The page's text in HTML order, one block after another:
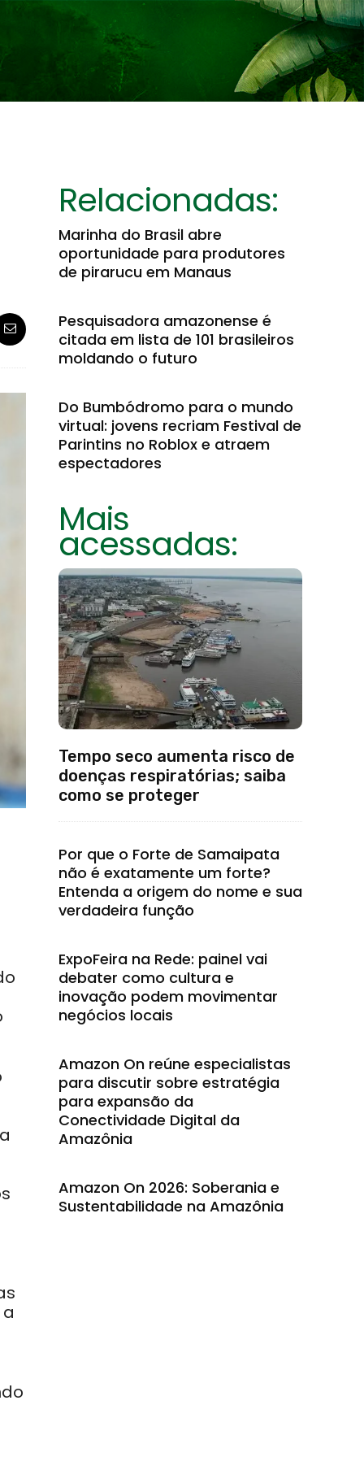
Relacionadas:
Marinha do Brasil abre
oportunidade para produtores
de pirarucu em Manaus
Pesquisadora amazonense é
citada em lista de 101 brasileiros
moldando o futuro
Do Bumbódromo para o mundo
virtual: jovens recriam Festival de
Parintins no Roblox e atraem
espectadores
Mais
acessadas:
Tempo seco aumenta risco de
doenças respiratórias; saiba
como se proteger
Por que o Forte de Samaipata
não é exatamente um forte?
Entenda a origem do nome e sua
verdadeira função
ExpoFeira na Rede: painel vai
debater como cultura e
inovação podem movimentar
negócios locais
Amazon On reúne especialistas
para discutir sobre estratégia
para expansão da
Conectividade Digital da
Amazônia
Amazon On 2026: Soberania e
Sustentabilidade na Amazônia